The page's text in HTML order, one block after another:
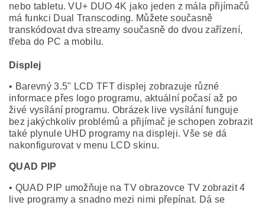
nebo tabletu. VU+ DUO 4K jako jeden z mála přijímačů
má funkci Dual Transcoding. Můžete současně
transkódovat dva streamy současně do dvou zařízení,
třeba do PC a mobilu.
Displej
• Barevný 3.5" LCD TFT displej zobrazuje různé
informace přes logo programu, aktuální počasí až po
živé vysílání programu. Obrázek live vysílání funguje
bez jakýchkoliv problémů a přijímač je schopen zobrazit
také plynule UHD programy na displeji. Vše se dá
nakonfigurovat v menu LCD skinu.
QUAD PIP
• QUAD PIP umožňuje na TV obrazovce TV zobrazit 4
live programy a snadno mezi nimi přepínat. Dá se